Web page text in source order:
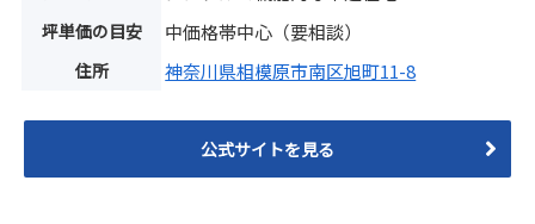
坪単価の目安 中価格帯中心（要相談）
住所 神奈川県相模原市南区旭町11-8
公式サイトを見る